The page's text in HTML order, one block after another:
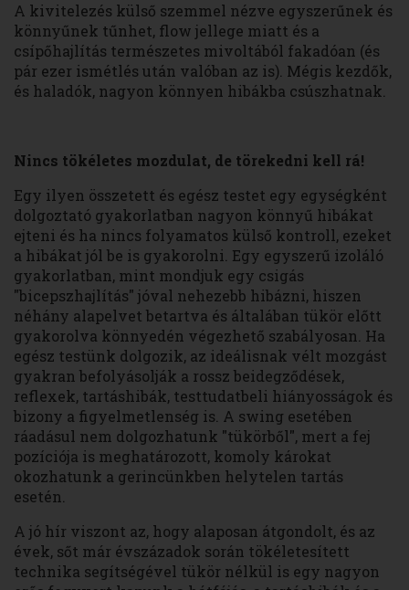
A kivitelezés külső szemmel nézve egyszerűnek és
könnyűnek tűnhet, flow jellege miatt és a
csípőhajlítás természetes mivoltából fakadóan (és
pár ezer ismétlés után valóban az is). Mégis kezdők,
és haladók, nagyon könnyen hibákba csúszhatnak.
Nincs tökéletes mozdulat, de törekedni kell rá!
Egy ilyen összetett és egész testet egy egységként
dolgoztató gyakorlatban nagyon könnyű hibákat
ejteni és ha nincs folyamatos külső kontroll, ezeket
a hibákat jól be is gyakorolni. Egy egyszerű izoláló
gyakorlatban, mint mondjuk egy csigás
"bicepszhajlítás" jóval nehezebb hibázni, hiszen
néhány alapelvet betartva és általában tükör előtt
gyakorolva könnyedén végezhető szabályosan. Ha
egész testünk dolgozik, az ideálisnak vélt mozgást
gyakran befolyásolják a rossz beidegződések,
reflexek, tartáshibák, testtudatbeli hiányosságok és
bizony a figyelmetlenség is. A swing esetében
ráadásul nem dolgozhatunk "tükörből", mert a fej
pozíciója is meghatározott, komoly károkat
okozhatunk a gerincünkben helytelen tartás
esetén.
A jó hír viszont az, hogy alaposan átgondolt, és az
évek, sőt már évszázadok során tökéletesített
technika segítségével tükör nélkül is egy nagyon